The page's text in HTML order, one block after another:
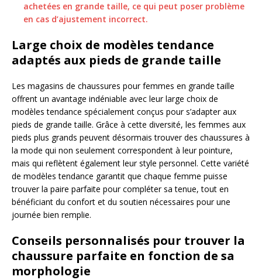
achetées en grande taille, ce qui peut poser problème
en cas d’ajustement incorrect.
Large choix de modèles tendance
adaptés aux pieds de grande taille
Les magasins de chaussures pour femmes en grande taille
offrent un avantage indéniable avec leur large choix de
modèles tendance spécialement conçus pour s’adapter aux
pieds de grande taille. Grâce à cette diversité, les femmes aux
pieds plus grands peuvent désormais trouver des chaussures à
la mode qui non seulement correspondent à leur pointure,
mais qui reflètent également leur style personnel. Cette variété
de modèles tendance garantit que chaque femme puisse
trouver la paire parfaite pour compléter sa tenue, tout en
bénéficiant du confort et du soutien nécessaires pour une
journée bien remplie.
Conseils personnalisés pour trouver la
chaussure parfaite en fonction de sa
morphologie